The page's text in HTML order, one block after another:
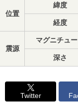
位置
緯度
経度
震源
マグニチュ
深さ
Twitter